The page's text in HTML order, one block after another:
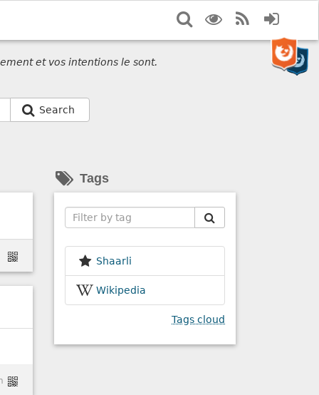
SearchDisplay
RSS
et vos intentions le sont.
Search
Tags
Shaarli
Wikipedia
Tags cloud